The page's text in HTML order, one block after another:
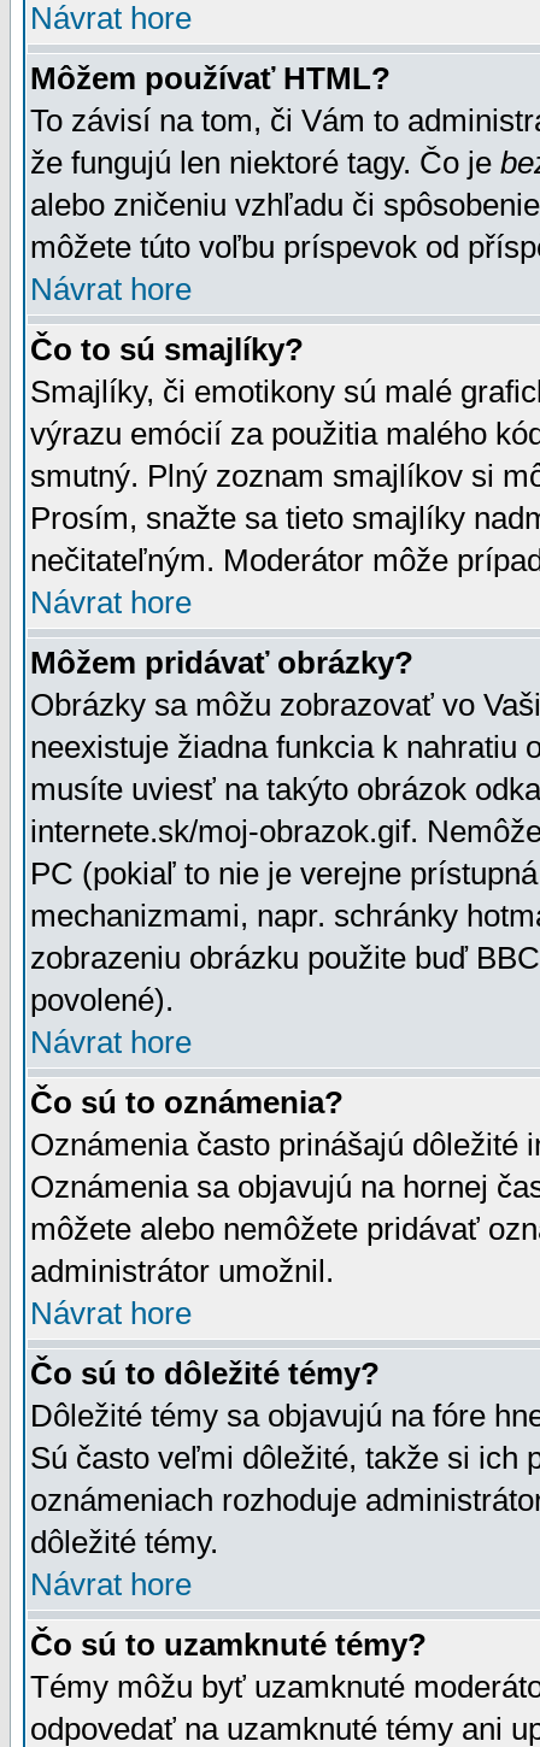
Návrat hore
Môžem používať HTML?
To závisí na tom, či Vám to
že fungujú len niektoré tagy. Čo je
alebo zničeniu vzhľadu či
môžete túto voľbu príspevok od
Návrat hore
Čo to sú smajlíky?
Smajlíky, či emotikony sú malé
výrazu emócií za použitia malého
smutný. Plný zoznam smajlíkov si
Prosím, snažte sa tieto smajlíky
nečitateľným. Moderátor môže
Návrat hore
Môžem pridávať obrázky?
Obrázky sa môžu zobrazovať vo
neexistuje žiadna funkcia k nahratiu
musíte uviesť na takýto obrázok
internete.sk/moj-obrazok.gif.
PC (pokiaľ to nie je verejne
mechanizmami, napr. schránky
zobrazeniu obrázku použite buď
povolené).
Návrat hore
Čo sú to oznámenia?
Oznámenia často prinášajú dôležité
Oznámenia sa objavujú na hornej
môžete alebo nemôžete pridávať
administrátor umožnil.
Návrat hore
Čo sú to dôležité témy?
Dôležité témy sa objavujú na fóre
Sú často veľmi dôležité, takže si ich
oznámeniach rozhoduje
dôležité témy.
Návrat hore
Čo sú to uzamknuté témy?
Témy môžu byť uzamknuté
odpovedať na uzamknuté témy ani